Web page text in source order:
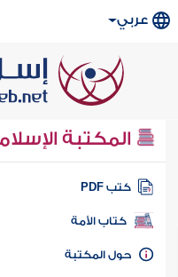
عربي
المكتبة
كتب PDF
كتاب الأمة